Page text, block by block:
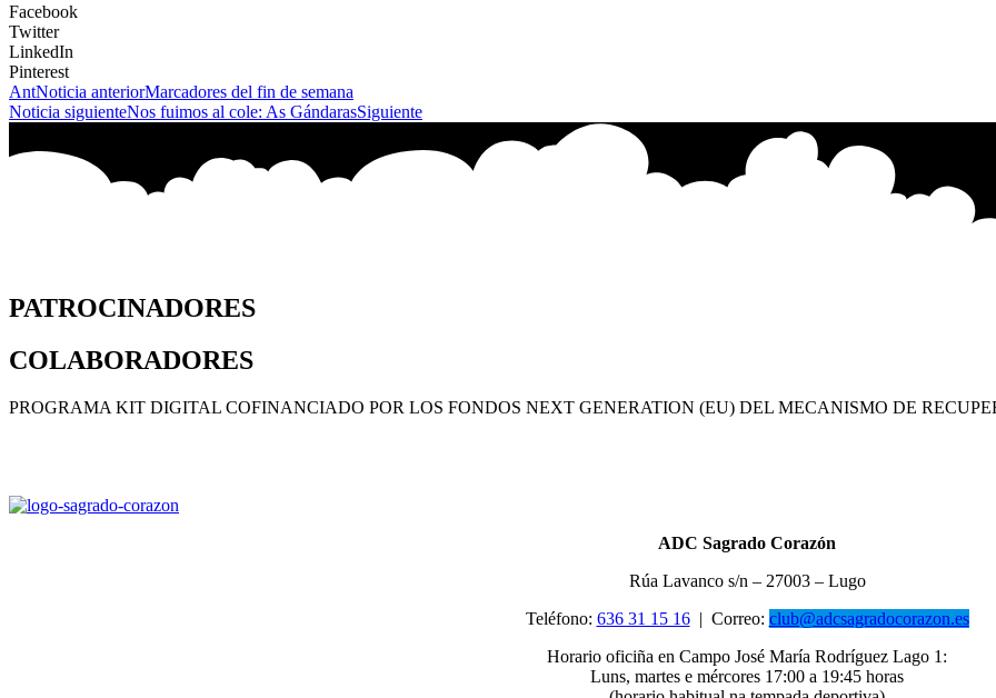
Facebook
Twitter
LinkedIn
Pinterest
AntNoticia anteriorMarcadores del fin de semana
Noticia siguienteNos fuimos al cole: As GándarasSiguiente
PATROCINADORES
COLABORADORES
PROGRAMA KIT DIGITAL COFINANCIADO POR LOS FONDOS NEXT GENERATION (EU) DEL MECANISMO DE
ADC Sagrado Corazón
Rúa Lavanco s/n – 27003 – Lugo
Teléfono: 636 31 15 16| Correo: club@adcsagradocorazon.es
Horario oficiña en Campo José María Rodríguez Lago 1:
Luns, martes e mércores 17:00 a 19:45 horas